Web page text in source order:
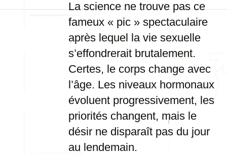
La science ne trouve pas ce
fameux « pic » spectaculaire
après lequel la vie sexuelle
s’effondrerait brutalement.
Certes, le corps change avec
l’âge. Les niveaux hormonaux
évoluent progressivement, les
priorités changent, mais le
désir ne disparaît pas du jour
au lendemain.